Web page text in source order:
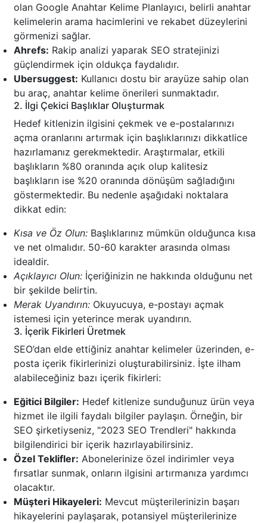
olan Google Anahtar Kelime Planlayıcı, belirli anahtar
kelimelerin arama hacimlerini ve rekabet düzeylerini
görmenizi sağlar.
Ahrefs: Rakip analizi yaparak SEO stratejinizi
güçlendirmek için oldukça faydalıdır.
Ubersuggest: Kullanıcı dostu bir arayüze sahip olan
bu araç, anahtar kelime önerileri sunmaktadır.
2. İlgi Çekici Başlıklar Oluşturmak
Hedef kitlenizin ilgisini çekmek ve e-postalarınızı
açma oranlarını artırmak için başlıklarınızı dikkatlice
hazırlamanız gerekmektedir. Araştırmalar, etkili
başlıkların %80 oranında açık olup kalitesiz
başlıkların ise %20 oranında dönüşüm sağladığını
göstermektedir. Bu nedenle aşağıdaki noktalara
dikkat edin:
Kısa ve Öz Olun: Başlıklarınız mümkün olduğunca kısa
ve net olmalıdır. 50-60 karakter arasında olması
idealdir.
Açıklayıcı Olun: İçeriğinizin ne hakkında olduğunu net
bir şekilde belirtin.
Merak Uyandırın: Okuyucuya, e-postayı açmak
istemesi için yeterince merak uyandırın.
3. İçerik Fikirleri Üretmek
SEO’dan elde ettiğiniz anahtar kelimeler üzerinden, e-
posta içerik fikirlerinizi oluşturabilirsiniz. İşte ilham
alabileceğiniz bazı içerik fikirleri:
Eğitici Bilgiler: Hedef kitlenize sunduğunuz ürün veya
hizmet ile ilgili faydalı bilgiler paylaşın. Örneğin, bir
SEO şirketiyseniz, "2023 SEO Trendleri" hakkında
bilgilendirici bir içerik hazırlayabilirsiniz.
Özel Teklifler: Abonelerinize özel indirimler veya
fırsatlar sunmak, onların ilgisini artırmanıza yardımcı
olacaktır.
Müşteri Hikayeleri: Mevcut müşterilerinizin başarı
hikayelerini paylaşarak, potansiyel müşterilerinize